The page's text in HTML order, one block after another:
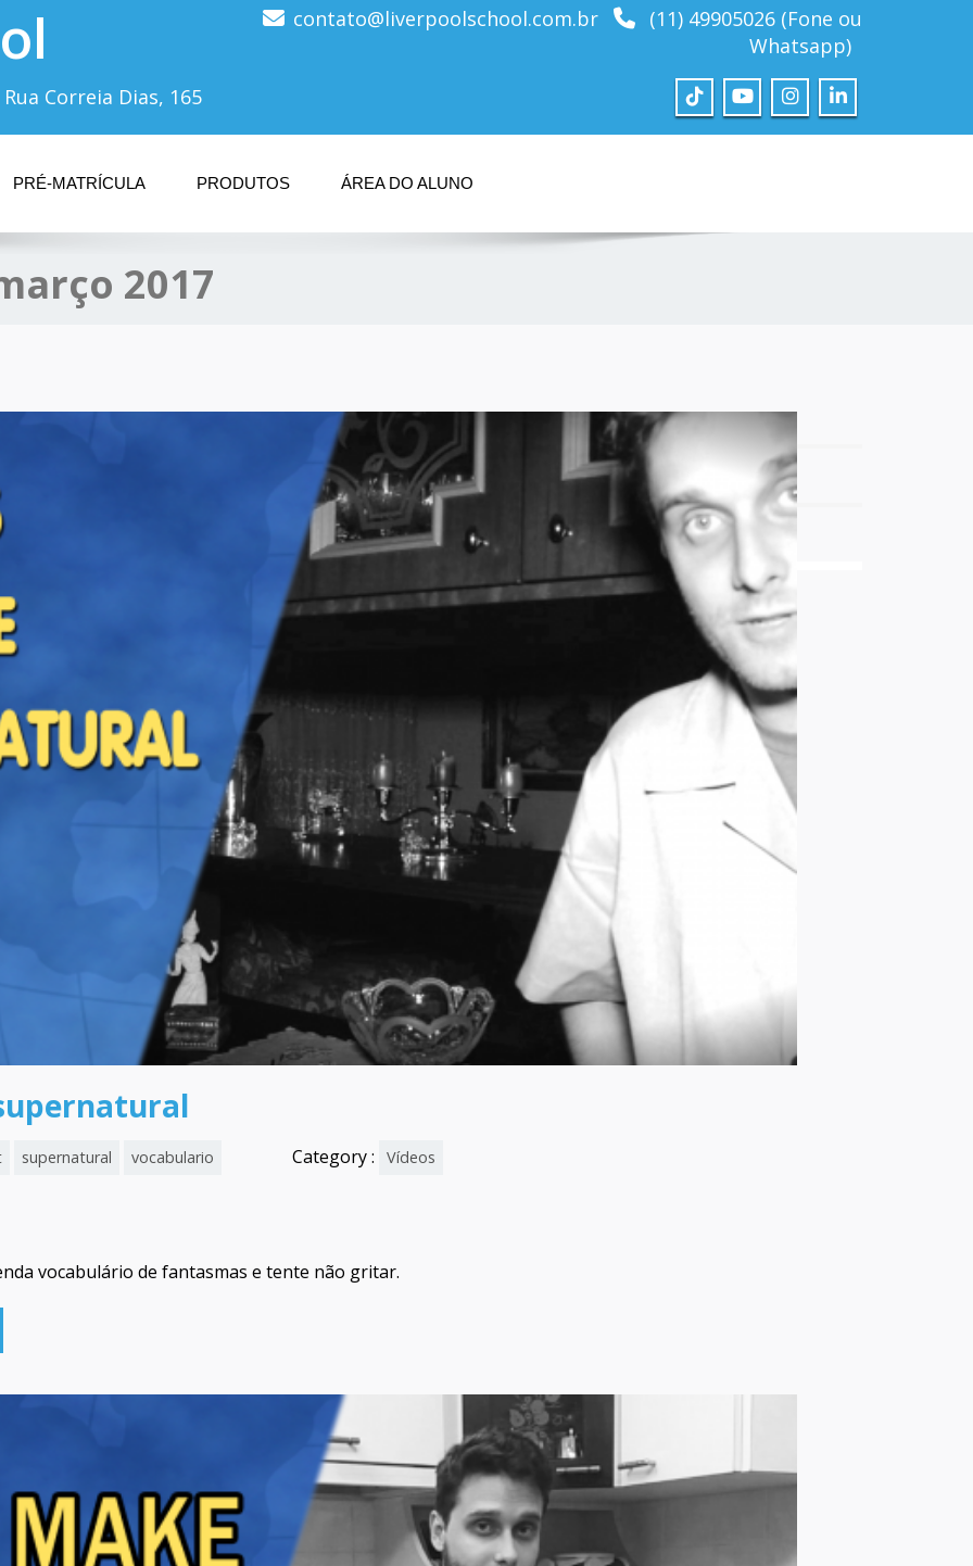
Correia Dias, 165
contato@liverpoolschool.com.br
(11) 49905026 (Fone ou
Whatsapp)
PRÉ-MATRÍCULA PRODUTOS ÁREA DO ALUNO
2017
supernatural vocabulario Category : Vídeos
vocabulário de fantasmas e tente não gritar.